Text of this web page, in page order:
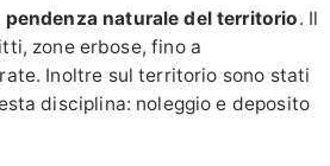
pendenza naturale del territorio. Il
zone erbose, fino a
Inoltre sul territorio sono stati
disciplina: noleggio e deposito